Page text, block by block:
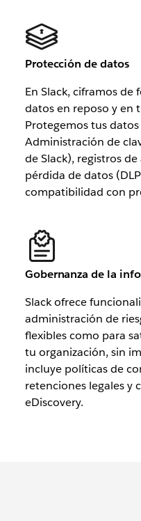
Protección de datos
En Slack, ciframos
datos en reposo y en
Protegemos tus
Administración de
de Slack), registros
pérdida de datos
compatibilidad con
Gobernanza de la
Slack ofrece
administración de
flexibles como para
tu organización, sin
incluye políticas de
retenciones legales y
eDiscovery.